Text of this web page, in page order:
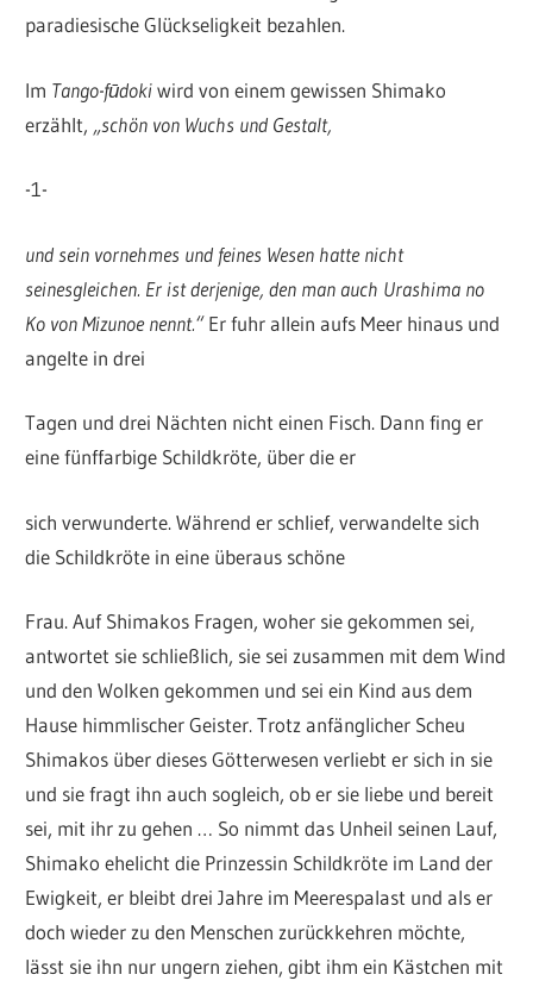
paradiesische Glückseligkeit bezahlen.
Im Tango-fūdokiwird von einem gewissen Shimako
erzählt, „schön von Wuchs und Gestalt,
-1-
und sein vornehmes und feines Wesen hatte nicht
seinesgleichen. Er ist derjenige, den man auch Urashima no
Ko von Mizunoe nennt.“Er fuhr allein aufs Meer hinaus und
angelte in drei
Tagen und drei Nächten nicht einen Fisch. Dann fing er
eine fünffarbige Schildkröte, über die er
sich verwunderte. Während er schlief, verwandelte sich
die Schildkröte in eine überaus schöne
Frau. Auf Shimakos Fragen, woher sie gekommen sei,
antwortet sie schließlich, sie sei zusammen mit dem Wind
und den Wolken gekommen und sei ein Kind aus dem
Hause himmlischer Geister. Trotz anfänglicher Scheu
Shimakos über dieses Götterwesen verliebt er sich in sie
und sie fragt ihn auch sogleich, ob er sie liebe und bereit
sei, mit ihr zu gehen … So nimmt das Unheil seinen Lauf,
Shimako ehelicht die Prinzessin Schildkröte im Land der
Ewigkeit, er bleibt drei Jahre im Meerespalast und als er
doch wieder zu den Menschen zurückkehren möchte,
lässt sie ihn nur ungern ziehen, gibt ihm ein Kästchen mit